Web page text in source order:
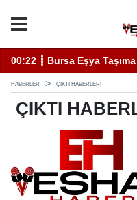
2026: Güvenli Hizmet
20:05 ┋
HABERLER ÇIKTI HABERLERI
ÇIKTI